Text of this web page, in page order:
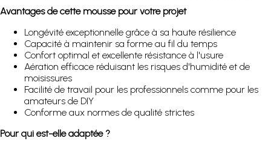
Avantages de cette mousse pour votre projet
Longévité exceptionnelle grâce à sa haute résilience
Capacité à maintenir sa forme au fil du temps
Confort optimal et excellente résistance à l'usure
Aération efficace réduisant les risques d'humidité et de
moisissures
Facilité de travail pour les professionnels comme pour les
amateurs de DIY
Conforme aux normes de qualité strictes
Pour qui est-elle adaptée ?